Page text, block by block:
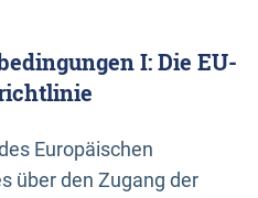
I: Die EU-
Europäischen
über den Zugang der